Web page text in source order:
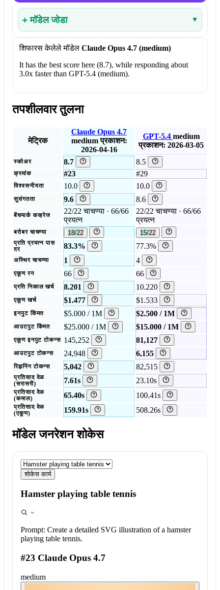
+ मॉडेल जोडा ▾
शिफारस केलेले मॉडेल Claude Opus 4.7 (medium)
It has the best score here (8.7), while responding about
3.0x faster than GPT-5.4 (medium).
तपशीलवार तुलना
मेट्रिक
Claude Opus 4.7
medium प्रकाशन:
2026-04-16
GPT-5.4 medium
प्रकाशन: 2026-03-05
स्कोअर 8.7 8.5
क्रमांक #23 #29
विश्वसनीयता 10.0 10.0
सुसंगतता 9.6 8.6
बेंचमार्क कव्हरेज
22/22 चाचण्या · 66/66
प्रयत्न
22/22 चाचण्या · 66/66
प्रयत्न
बरोबर चाचण्या 18/22 15/22
प्रति प्रयत्न पास
दर
83.3% 77.3%
अस्थिर चाचण्या 1 4
एकूण रन 66 66
प्रति निकाल खर्च 8.201 10.220
एकूण खर्च $1.477 $1.533
इनपुट किंमत $5.000 / 1M $2.500 / 1M
आउटपुट किंमत $25.000 / 1M $15.000 / 1M
एकूण इनपुट टोकन्स 145,252 81,127
आउटपुट टोकन्स 24,948 6,155
रिझनिंग टोकन्स 5,042 82,515
प्रतिसाद वेळ
(सरासरी)
7.61s 23.10s
प्रतिसाद वेळ
(कमाल)
65.40s 100.41s
प्रतिसाद वेळ
(एकूण)
159.91s 508.26s
मॉडेल जनरेशन शोकेस
शोकेस कार्य
Hamster playing table tennis
Prompt: Create a detailed SVG illustration of a hamster
playing table tennis.
#23 Claude Opus 4.7
medium